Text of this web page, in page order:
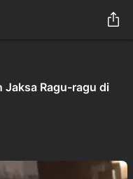
Jaksa Ragu-ragu di